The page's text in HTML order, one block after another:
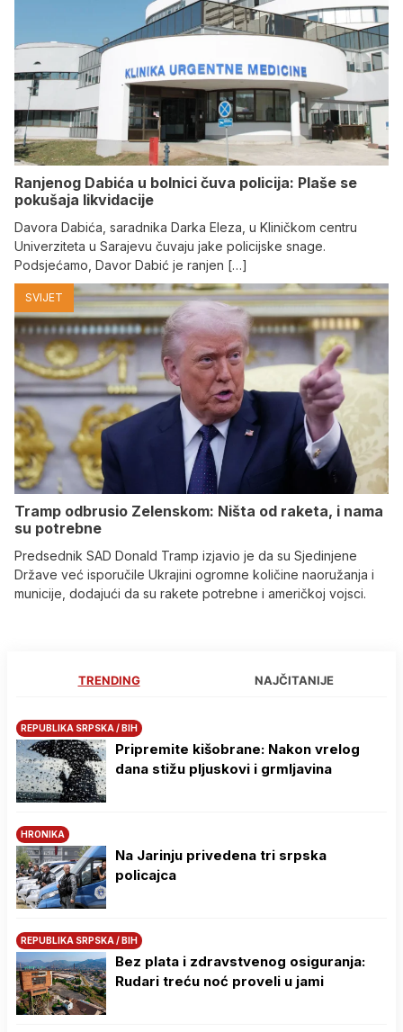
Ranjenog Dabića u bolnici čuva policija: Plaše se
pokušaja likvidacije
Davora Dabića, saradnika Darka Eleza, u Kliničkom centru
Univerziteta u Sarajevu čuvaju jake policijske snage.
Podsjećamo, Davor Dabić je ranjen […]
SVIJET
Tramp odbrusio Zelenskom: Ništa od raketa, i nama
su potrebne
Predsednik SAD Donald Tramp izjavio je da su Sjedinjene
Države već isporučile Ukrajini ogromne količine naoružanja i
municije, dodajući da su rakete potrebne i američkoj vojsci.
TRENDING NAJČITANIJE
REPUBLIKA SRPSKA / BIH
Pripremite kišobrane: Nakon vrelog
dana stižu pljuskovi i grmljavina
HRONIKA
Na Јarinju privedena tri srpska
policajca
REPUBLIKA SRPSKA / BIH
Bez plata i zdravstvenog osiguranja:
Rudari treću noć proveli u jami